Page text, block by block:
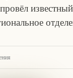
известный